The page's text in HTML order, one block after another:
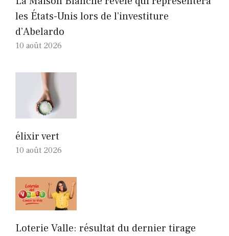
les États-Unis lors de l’investiture
d’Abelardo
10 août 2026
élixir vert
10 août 2026
Loterie Valle: résultat du dernier tirage